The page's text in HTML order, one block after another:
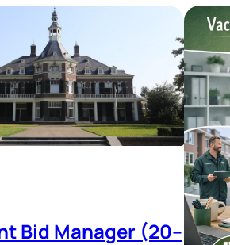
Bid Manager (20–